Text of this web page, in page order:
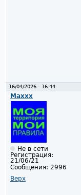
16/04/2026 - 16:44
Maxxx
Не в сети
Регистрация:
21/06/21
Сообщения: 2996
Верх